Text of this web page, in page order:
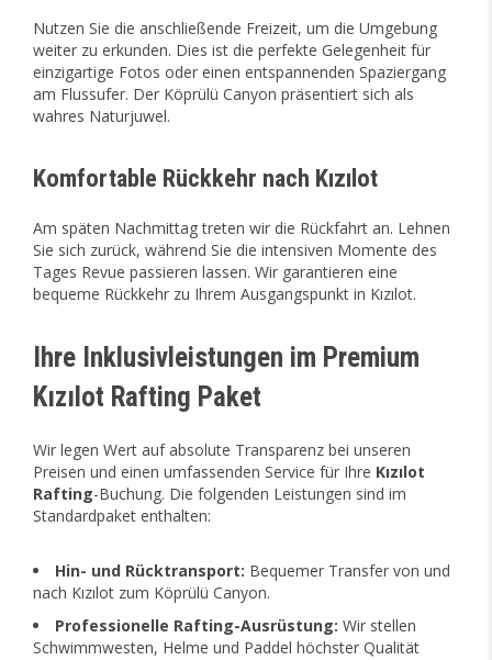
Nutzen Sie die anschließende Freizeit, um die Umgebung
weiter zu erkunden. Dies ist die perfekte Gelegenheit für
einzigartige Fotos oder einen entspannenden Spaziergang
am Flussufer. Der Köprülü Canyon präsentiert sich als
wahres Naturjuwel.
Komfortable Rückkehr nach Kızılot
Am späten Nachmittag treten wir die Rückfahrt an. Lehnen
Sie sich zurück, während Sie die intensiven Momente des
Tages Revue passieren lassen. Wir garantieren eine
bequeme Rückkehr zu Ihrem Ausgangspunkt in Kızılot.
Ihre Inklusivleistungen im Premium
Kızılot Rafting Paket
Wir legen Wert auf absolute Transparenz bei unseren
Preisen und einen umfassenden Service für Ihre Kızılot
Rafting-Buchung. Die folgenden Leistungen sind im
Standardpaket enthalten:
Hin- und Rücktransport: Bequemer Transfer von und
nach Kızılot zum Köprülü Canyon.
Professionelle Rafting-Ausrüstung: Wir stellen
Schwimmwesten, Helme und Paddel höchster Qualität